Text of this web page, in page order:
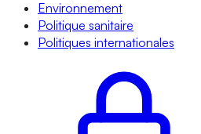
Environnement
Politique sanitaire
Politiques internationales